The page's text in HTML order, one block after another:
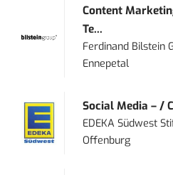
Content
Te...
Ferdinand Bilstein
Ennepetal
Social Media – /
EDEKA Südwest
Offenburg